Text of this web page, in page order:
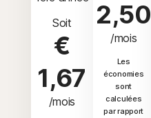
Soit
€
1,67
/mois
2,50
/mois
Les
économies
sont
calculées
par rapport